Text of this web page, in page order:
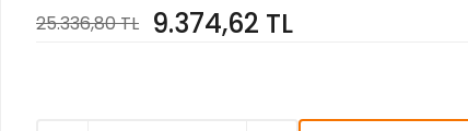
25.336,80 TL 9.374,62 TL